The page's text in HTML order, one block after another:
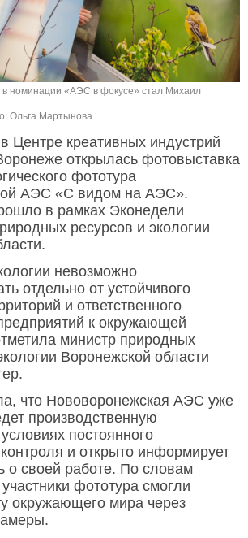
в номинации «АЭС в фокусе» стал Михаил
Ольга Мартынова.
Центре креативных индустрий
открылась фотовыставка
фототура
АЭС «С видом на АЭС».
в рамках Эконедели
ресурсов и экологии
невозможно
отдельно от устойчивого
и ответственного
к окружающей
министр природных
Воронежской области
что Нововоронежская АЭС уже
производственную
постоянного
контроля и открыто информирует
о своей работе. По словам
фототура смогли
окружающего мира через